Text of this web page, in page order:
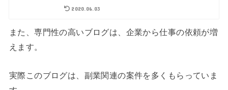
2020.06.03
また、専門性の高いブログは、企業から仕事の依頼が増
えます。
実際このブログは、副業関連の案件を多くもらっていま